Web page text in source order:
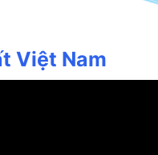
Việt Nam